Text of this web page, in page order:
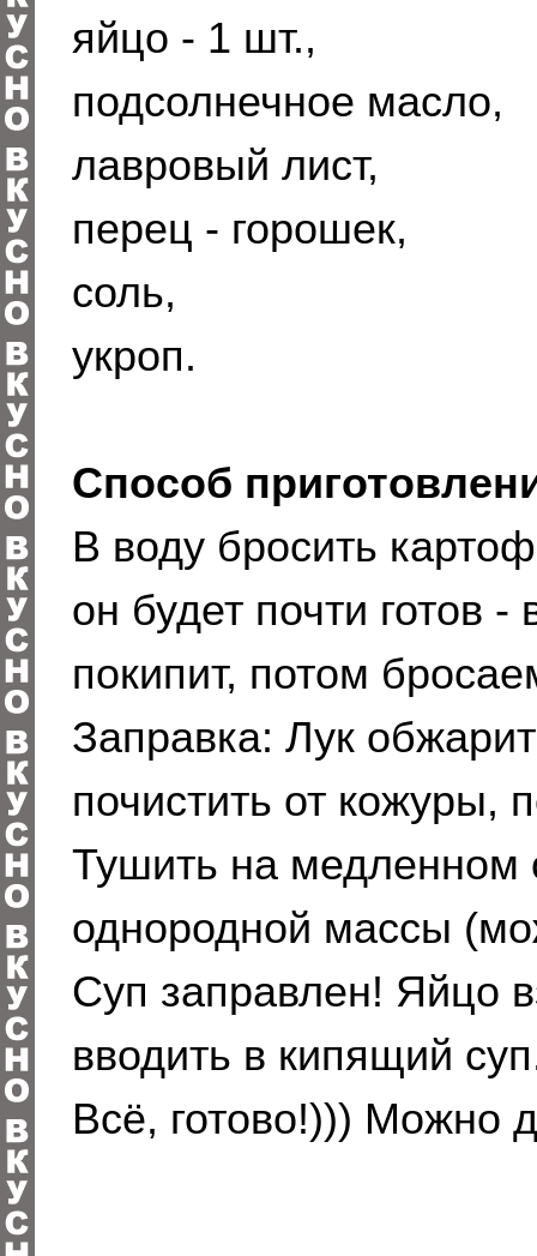
яйцо - 1 шт.,
подсолнечное масло,
лавровый лист,
перец - горошек,
соль,
укроп.
Способ
В воду бросить
он будет почти готов
покипит, потом
Заправка: Лук
почистить от кожуры,
Тушить на медленном
однородной массы
Суп заправлен! Яйцо
вводить в кипящий
Всё, готово!))) Можно